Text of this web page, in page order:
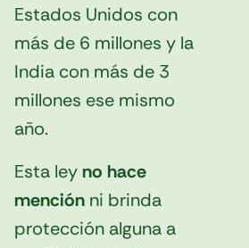
Estados Unidos con
más de 6 millones y la
India con más de 3
millones ese mismo
año.
Esta ley no hace
mención ni brinda
protección alguna a